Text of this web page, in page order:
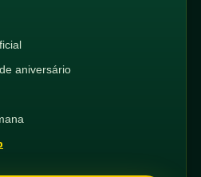
aniversário